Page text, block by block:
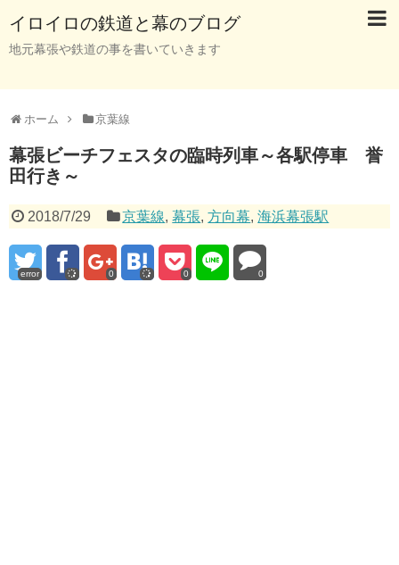
イロイロの鉄道と幕のブログ
地元幕張や鉄道の事を書いていきます
ホーム 京葉線
幕張ビーチフェスタの臨時列車～各駅停車 誉
田行き～
2018/7/29 京葉線,幕張,方向幕,海浜幕張駅
error 0 0 0